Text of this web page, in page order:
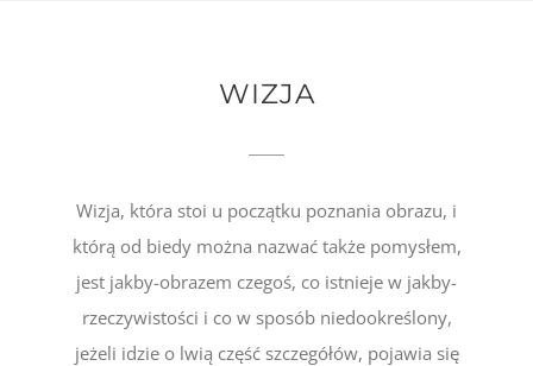
WIZJA
Wizja, która stoi u początku poznania obrazu, i
którą od biedy można nazwać także pomysłem,
jest jakby-obrazem czegoś, co istnieje w jakby-
rzeczywistości i co w sposób niedookreślony,
jeżeli idzie o lwią część szczegółów, pojawia się